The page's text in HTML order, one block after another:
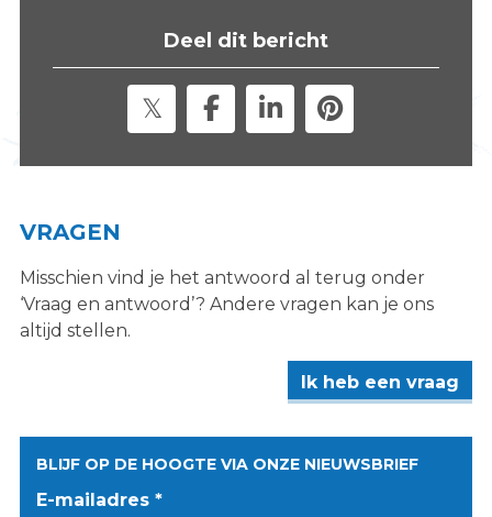
Deel dit bericht
VRAGEN
Misschien vind je het antwoord al terug onder
‘Vraag en antwoord’? Andere vragen kan je ons
altijd stellen.
Ik heb een vraag
BLIJF OP DE HOOGTE VIA ONZE NIEUWSBRIEF
E-mailadres *